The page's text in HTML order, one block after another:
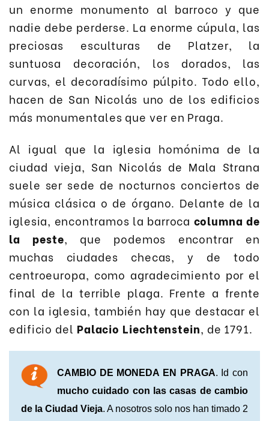
un enorme monumento al barroco y que
nadie debe perderse. La enorme cúpula, las
preciosas esculturas de Platzer, la
suntuosa decoración, los dorados, las
curvas, el decoradísimo púlpito. Todo ello,
hacen de San Nicolás uno de los edificios
más monumentales que ver en Praga.
Al igual que la iglesia homónima de la
ciudad vieja, San Nicolás de Mala Strana
suele ser sede de nocturnos conciertos de
música clásica o de órgano. Delante de la
iglesia, encontramos la barroca columna de
la peste, que podemos encontrar en
muchas ciudades checas, y de todo
centroeuropa, como agradecimiento por el
final de la terrible plaga. Frente a frente
con la iglesia, también hay que destacar el
edificio del Palacio Liechtenstein, de 1791.
CAMBIO DE MONEDA EN PRAGA. Id con
mucho cuidado con las casas de cambio
de la Ciudad Vieja. A nosotros solo nos han timado 2